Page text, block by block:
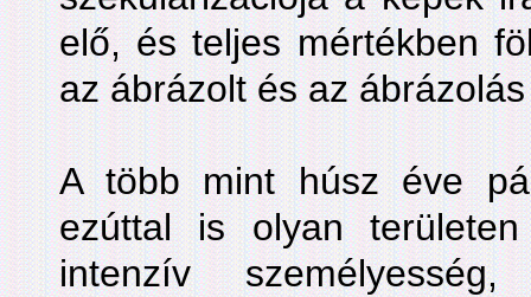
elő, és teljes mértékben
az ábrázolt és az
A több mint húsz éve
ezúttal is olyan
intenzív